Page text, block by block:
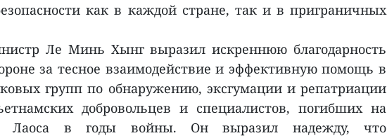
как в каждой стране, так и в приграничных
Ле Минь Хынг выразил искреннюю благодарность
за тесное взаимодействие и эффективную помощь в
групп по обнаружению, эксгумации и репатриации
добровольцев и специалистов, погибших на
Лаоса в годы войны. Он выразил надежду, что